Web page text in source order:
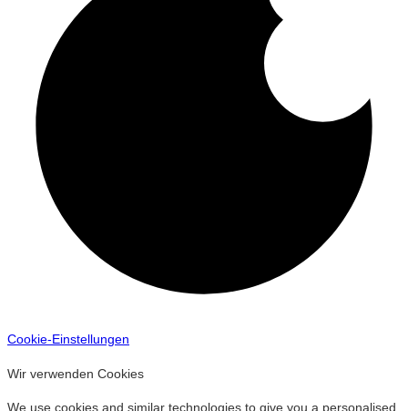
Cookie-Einstellungen
Wir verwenden Cookies
We use cookies and similar technologies to give you a personalised